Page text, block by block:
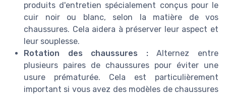
produits d'entretien spécialement conçus pour le
cuir noir ou blanc, selon la matière de vos
chaussures. Cela aidera à préserver leur aspect et
leur souplesse.
Rotation des chaussures :Alternez entre
plusieurs paires de chaussures pour éviter une
usure prématurée. Cela est particulièrement
important si vous avez des modèles de chaussures